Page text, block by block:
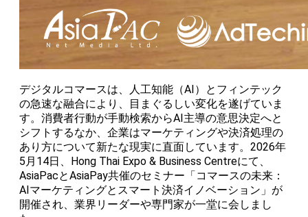
デジタルコマースは、人工知能（AI）とフィンテック
の急速な融合により、目まぐるしい変化を遂げていま
す。消費者行動が手動検索からAI主導の意思決定へと
シフトするなか、企業はマーケティングや決済処理の
あり方について新たな現実に直面しています。2026年
5月14日、Hong Thai Expo & Business Centreにて、
AsiaPacとAsiaPay共催のセミナー「コマースの未来：
AIマーケティングとスマート決済イノベーション」が
開催され、業界リーダーや専門家が一堂に会しまし